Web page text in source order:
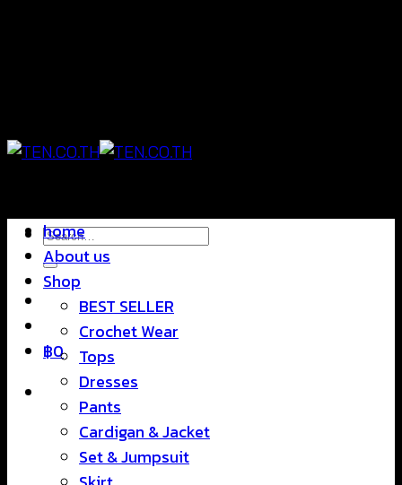
Search
for:
฿0
home
About us
Shop
BEST SELLER
Crochet Wear
Tops
Dresses
Pants
Cardigan & Jacket
Set & Jumpsuit